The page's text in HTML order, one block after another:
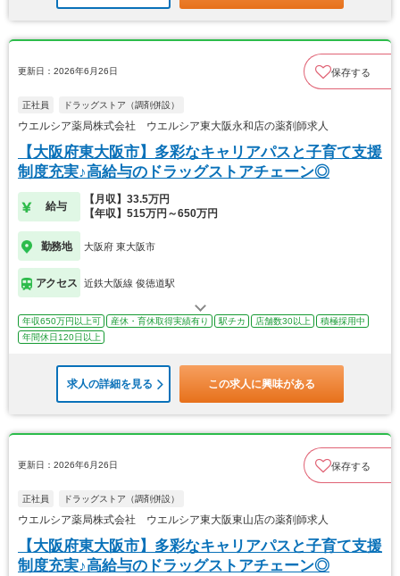
更新日：2026年6月26日 保存する
正社員 ドラッグストア（調剤併設）
ウエルシア薬局株式会社 ウエルシア東大阪永和店の薬剤師求人
【大阪府東大阪市】多彩なキャリアパスと子育て支援
制度充実♪高給与のドラッグストアチェーン◎
給与
【月収】33.5万円
【年収】515万円～650万円
勤務地 大阪府 東大阪市
アクセス 近鉄大阪線 俊徳道駅
年収650万円以上可 産休・育休取得実績有り 駅チカ 店舗数30以上
積極採用中
年間休日120日以上
求人の詳細を見る この求人に興味がある
更新日：2026年6月26日 保存する
正社員 ドラッグストア（調剤併設）
ウエルシア薬局株式会社 ウエルシア東大阪東山店の薬剤師求人
【大阪府東大阪市】多彩なキャリアパスと子育て支援
制度充実♪高給与のドラッグストアチェーン◎